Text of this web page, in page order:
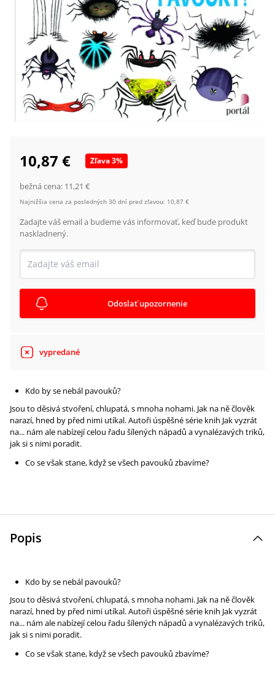
10,87 € Zľava3%
bežná cena: 11,21 €
Najnižšia cena za posledných 30 dní pred zľavou: 10,87 €
Zadajte váš email a budeme vás informovať, keď bude produkt
naskladnený.
Odoslať upozornenie
vypredané
Kdo by se nebál pavouků?
Jsou to děsivá stvoření, chlupatá, s mnoha nohami. Jak na ně člověk
narazí, hned by před nimi utíkal. Autoři úspěšné série knih Jak vyzrát
na... nám ale nabízejí celou řadu šílených nápadů a vynalézavých triků,
jak si s nimi poradit.
Co se však stane, když se všech pavouků zbavíme?
Popis
Kdo by se nebál pavouků?
Jsou to děsivá stvoření, chlupatá, s mnoha nohami. Jak na ně člověk
narazí, hned by před nimi utíkal. Autoři úspěšné série knih Jak vyzrát
na... nám ale nabízejí celou řadu šílených nápadů a vynalézavých triků,
jak si s nimi poradit.
Co se však stane, když se všech pavouků zbavíme?